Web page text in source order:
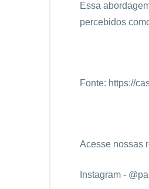
Essa
percebidos
Fonte: https://
Acesse nossas
Instagram -